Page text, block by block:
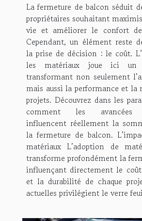
La fermeture de balcon séduit
propriétaires souhaitant
vie et améliorer le confort
Cependant, un élément reste
la prise de décision : le coût.
les matériaux joue ici un
transformant non seulement
mais aussi la performance et la
projets. Découvrez dans les
comment les avancées
influencent réellement la
la fermeture de balcon.
matériaux L’adoption de
transforme profondément la
influençant directement le
et la durabilité de chaque
actuelles privilégient le verre